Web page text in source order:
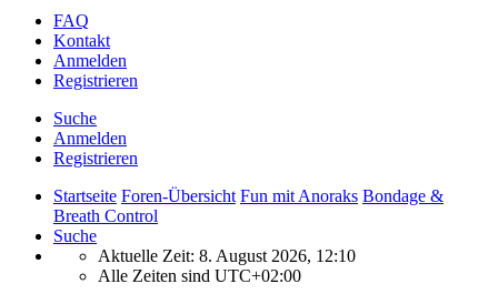
FAQ
Kontakt
Anmelden
Registrieren
Suche
Anmelden
Registrieren
Startseite Foren-Übersicht Fun mit Anoraks Bondage &
Breath Control
Suche
Aktuelle Zeit: 8. August 2026, 12:10
Alle Zeiten sind UTC+02:00